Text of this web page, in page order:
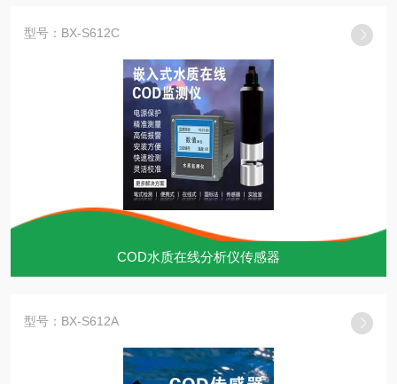
型号：BX-S612C
COD水质在线分析仪传感器
型号：BX-S612A